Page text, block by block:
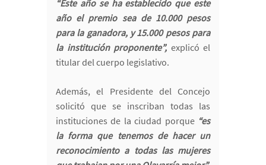
“Este año se ha establecido que este
año el premio sea de 10.000 pesos
para la ganadora, y 15.000 pesos para
la institución proponente”, explicó el
titular del cuerpo legislativo.
Además, el Presidente del Concejo
solicitó que se inscriban todas las
instituciones de la ciudad porque “es
la forma que tenemos de hacer un
reconocimiento a todas las mujeres